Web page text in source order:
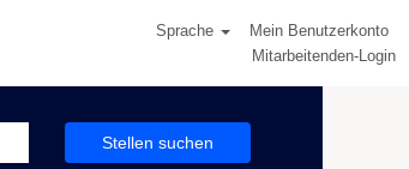
Sprache
Mein Benutzerkonto
Mitarbeitenden-Login
Stellen suchen